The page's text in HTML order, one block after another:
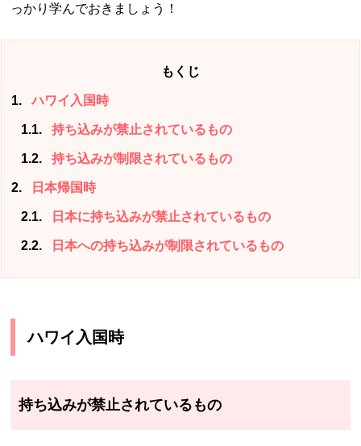
っかり学んでおきましょう！
もくじ
1 ハワイ入国時
1.1 持ち込みが禁止されているもの
1.2 持ち込みが制限されているもの
2 日本帰国時
2.1 日本に持ち込みが禁止されているもの
2.2 日本への持ち込みが制限されているもの
ハワイ入国時
持ち込みが禁止されているもの